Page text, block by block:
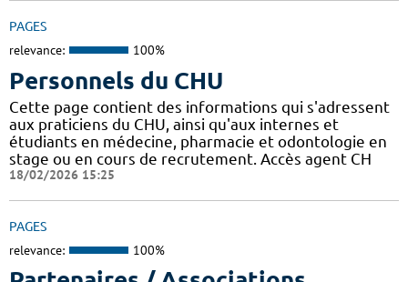
PAGES
relevance: 100%
Personnels du CHU
Cette page contient des informations qui s'adressent
aux praticiens du CHU, ainsi qu'aux internes et
étudiants en médecine, pharmacie et odontologie en
stage ou en cours de recrutement. Accès agent CH
18/02/2026 15:25
PAGES
relevance: 100%